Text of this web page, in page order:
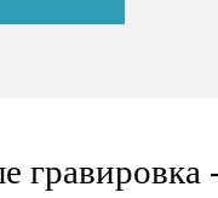
гравировка